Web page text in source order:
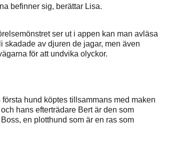
befinner sig, berättar Lisa.
ser ut i appen kan man avläsa
skadade av djuren de jagar, men även
för att undvika olyckor.
hund köptes tillsammans med maken
hans efterträdare Bert är den som
en plotthund som är en ras som